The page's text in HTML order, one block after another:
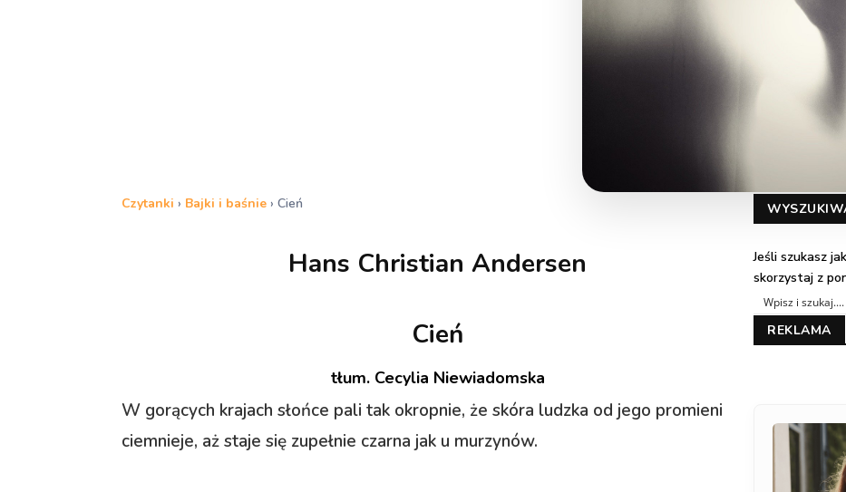
Czytanki › Bajki i baśnie ›Cień
Hans Christian Andersen
Cień
tłum. Cecylia Niewiadomska
W gorących krajach słońce pali tak okropnie, że skóra ludzka od jego promieni
ciemnieje, aż staje się zupełnie czarna jak u murzynów.
Jeśli szukasz
skorzystaj z
REKLAMA